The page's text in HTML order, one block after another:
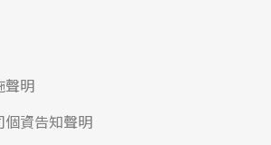
聲明
資告知聲明